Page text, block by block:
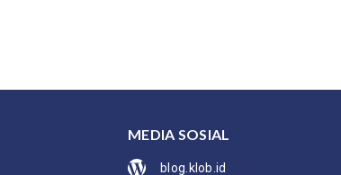
MEDIA SOSIAL
blog.klob.id